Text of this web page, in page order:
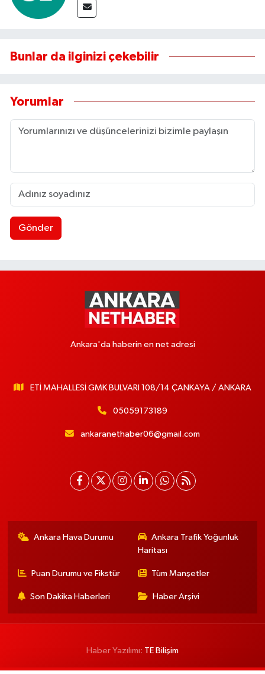
Bunlar da ilginizi çekebilir
Yorumlar
Gönder
Ankara'da haberin en net adresi
ETİ MAHALLESİ GMK BULVARI 108/14 ÇANKAYA / ANKARA
05059173189
ankaranethaber06@gmail.com
Ankara Hava Durumu
Ankara Trafik Yoğunluk
Haritası
Puan Durumu ve Fikstür Tüm Manşetler
Son Dakika Haberleri Haber Arşivi
Haber Yazılımı: TE Bilişim